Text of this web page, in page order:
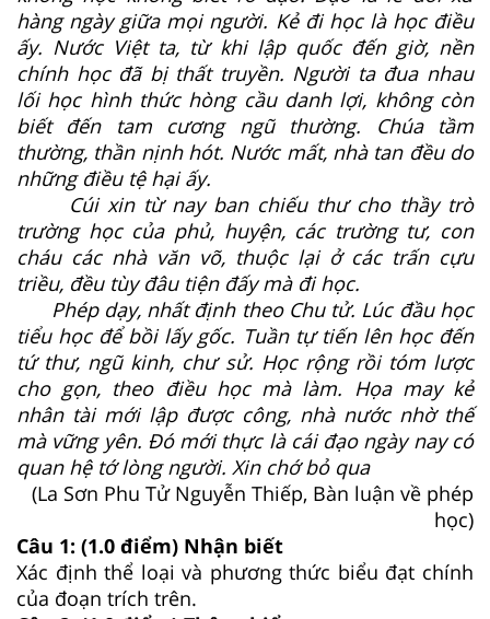
hàng ngày giữa mọi người. Kẻ đi học là học điều
ấy. Nước Việt ta, từ khi lập quốc đến giờ, nền
chính học đã bị thất truyền. Người ta đua nhau
lối học hình thức hòng cầu danh lợi, không còn
biết đến tam cương ngũ thường. Chúa tầm
thường, thần nịnh hót. Nước mất, nhà tan đều do
những điều tệ hại ấy.
Cúi xin từ nay ban chiếu thư cho thầy trò
trường học của phủ, huyện, các trường tư, con
cháu các nhà văn võ, thuộc lại ở các trấn cựu
triều, đều tùy đâu tiện đấy mà đi học.
Phép dạy, nhất định theo Chu tử. Lúc đầu học
tiểu học để bồi lấy gốc. Tuần tự tiến lên học đến
tứ thư, ngũ kinh, chư sử. Học rộng rồi tóm lược
cho gọn, theo điều học mà làm. Họa may kẻ
nhân tài mới lập được công, nhà nước nhờ thế
mà vững yên. Đó mới thực là cái đạo ngày nay có
quan hệ tớ lòng người. Xin chớ bỏ qua
(La Sơn Phu Tử Nguyễn Thiếp, Bàn luận về phép
học)
Câu 1: (1.0 điểm) Nhận biết
Xác định thể loại và phương thức biểu đạt chính
của đoạn trích trên.